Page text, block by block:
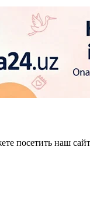
посетить наш